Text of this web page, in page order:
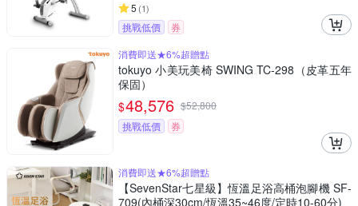
5 (1)
挑戰低價
券
消費即送★6%超贈點
tokuyo 小美玩美椅 SWING TC-298（皮革五年
保固）
$48,576 $52,800
挑戰低價
券
消費即送★6%超贈點
【SevenStar七星級】恆溫足浴高桶泡腳機 SF-
709(內桶深30cm/恆溫35~46度/定時10-60分)